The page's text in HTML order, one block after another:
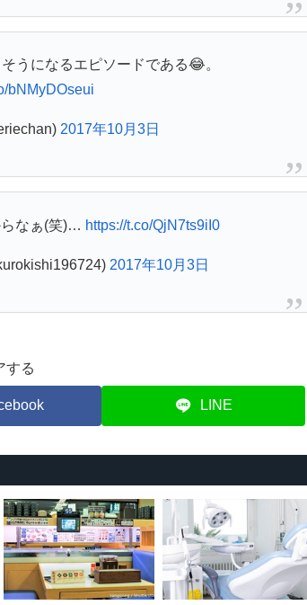
うになるエピソードである😂。
bNMyDOseui
2017年10月3日
なぁ(笑)… https://t.co/QjN7ts9iI0
2017年10月3日
する
LINE